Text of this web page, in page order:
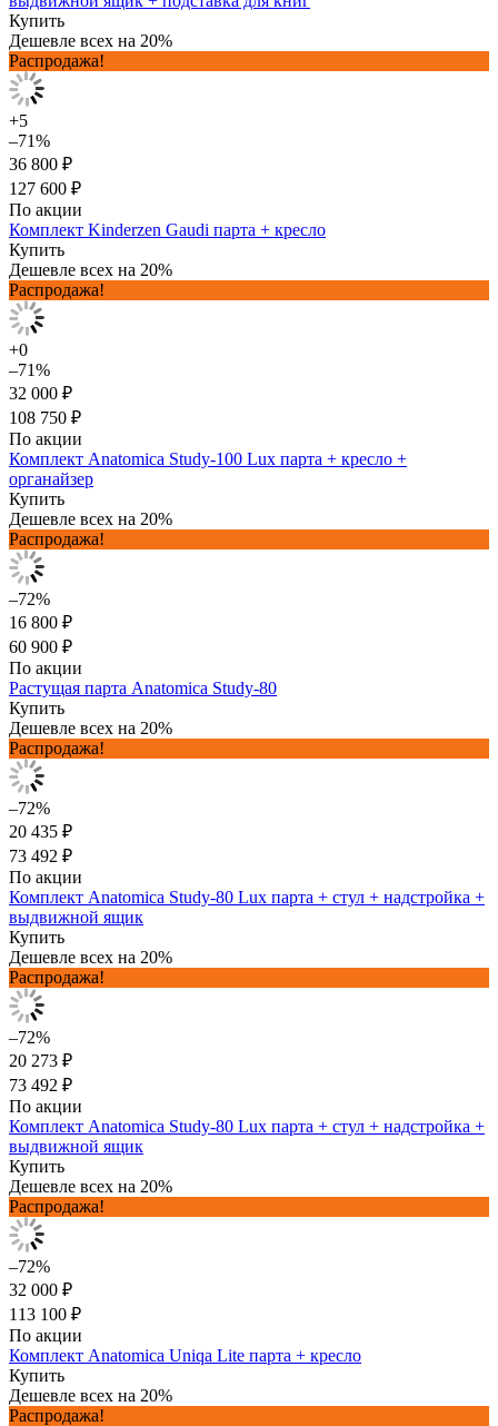
Купить
Дешевле всех на 20%
Распродажа!
+5
–71%
36 800 ₽
127 600 ₽
По акции
Комплект Kinderzen Gaudi парта + кресло
Купить
Дешевле всех на 20%
Распродажа!
+0
–71%
32 000 ₽
108 750 ₽
По акции
Комплект Anatomica Study-100 Lux парта + кресло +
органайзер
Купить
Дешевле всех на 20%
Распродажа!
–72%
16 800 ₽
60 900 ₽
По акции
Растущая парта Anatomica Study-80
Купить
Дешевле всех на 20%
Распродажа!
–72%
20 435 ₽
73 492 ₽
По акции
Комплект Anatomica Study-80 Lux парта + стул + надстройка +
выдвижной ящик
Купить
Дешевле всех на 20%
Распродажа!
–72%
20 273 ₽
73 492 ₽
По акции
Комплект Anatomica Study-80 Lux парта + стул + надстройка +
выдвижной ящик
Купить
Дешевле всех на 20%
Распродажа!
–72%
32 000 ₽
113 100 ₽
По акции
Комплект Anatomica Uniqa Lite парта + кресло
Купить
Дешевле всех на 20%
Распродажа!